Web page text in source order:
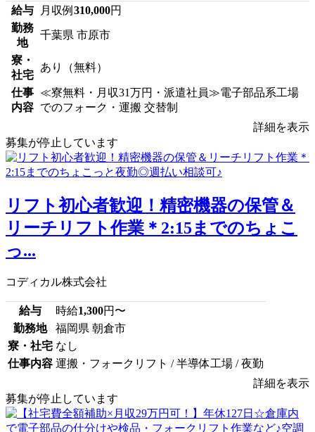
給与 月収例 310,000円
勤務
地
千葉県 市原市
寮・
社宅
あり（無料）
仕事
内容
≪寮無料・月収31万円・派遣社員≫電子部品系工場
でのフォーク・運搬 交替制
詳細を表示
募集が停止しています
リフト初心者歓迎！精密機器の保管＆
リーチリフト作業＊2:15までのちょこ
っ...
コディカル株式会社
給与 時給1,300円〜
勤務地
福岡県 朝倉市
寮・社宅 なし
仕事内容 運搬・フォークリフト / 半導体工場 / 夜勤
詳細を表示
募集が停止しています